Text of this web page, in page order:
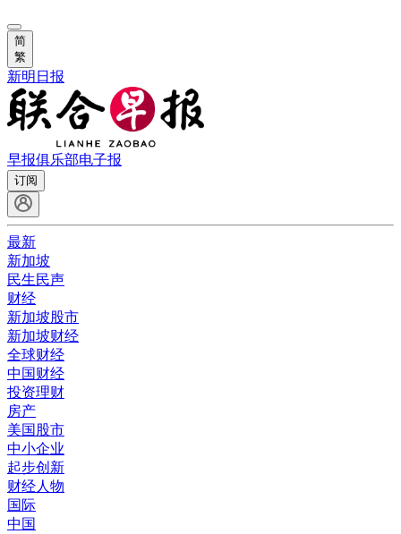
简
繁
新明日报
早报俱乐部电子报
订阅
最新
新加坡
民生民声
财经
新加坡股市
新加坡财经
全球财经
中国财经
投资理财
房产
美国股市
中小企业
起步创新
财经人物
国际
中国